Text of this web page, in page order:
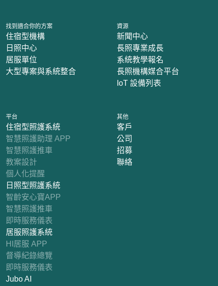
找到適合你的方案
住宿型機構
日照中心
居服單位
大型專案與系統整合
平台
住宿型照護系統
智慧照護助理 APP
智慧照護推車
教案設計
個人化提醒
日照型照護系統
智齡安心寶APP
智慧照護推車
即時服務儀表
居服照護系統
HI居服 APP
督導紀錄總覽
即時服務儀表
Jubo AI
資源
新聞中心
長照專業成長
系統教學報名
長照機構媒合平台
IoT 設備列表
其他
客戶
公司
招募
聯絡